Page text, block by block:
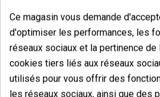
3 étoiles
2 étoiles
1 étoiles
Écrivez votre
Ce magasin vous demande
d'optimiser les performances, les
réseaux sociaux et la pertinence de
cookies tiers liés aux réseaux
utilisés pour vous offrir des
les réseaux sociaux, ainsi que des